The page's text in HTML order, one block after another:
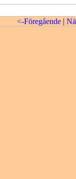
<-Föregående|